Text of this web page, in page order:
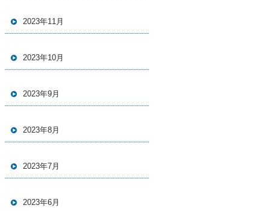
2023年11月
2023年10月
2023年9月
2023年8月
2023年7月
2023年6月